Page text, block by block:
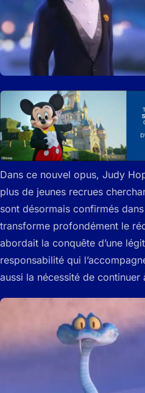
Dans ce nouvel opus, Judy
plus de jeunes recrues
sont désormais confirmés
transforme profondément le
abordait la conquête d’une
responsabilité qui
aussi la nécessité de continuer